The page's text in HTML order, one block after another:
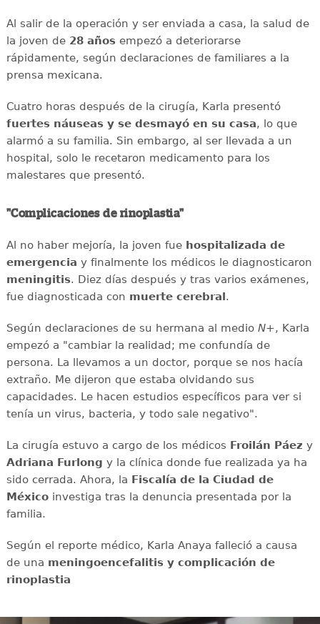
Al salir de la operación y ser enviada a casa, la salud de
la joven de 28 añosempezó a deteriorarse
rápidamente, según declaraciones de familiares a la
prensa mexicana.
Cuatro horas después de la cirugía, Karla presentó
fuertes náuseas y se desmayó en su casa, lo que
alarmó a su familia. Sin embargo, al ser llevada a un
hospital, solo le recetaron medicamento para los
malestares que presentó.
"Complicaciones de rinoplastia"
Al no haber mejoría, la joven fuehospitalizada de
emergencia y finalmente los médicos le diagnosticaron
meningitis. Diez días después y tras varios exámenes,
fue diagnosticada con muerte cerebral.
Según declaraciones de su hermana al medio N+, Karla
empezó a "cambiar la realidad; me confundía de
persona. La llevamos a un doctor, porque se nos hacía
extraño. Me dijeron que estaba olvidando sus
capacidades. Le hacen estudios específicos para ver si
tenía un virus, bacteria, y todo sale negativo".
La cirugía estuvo a cargo de los médicos Froilán Páez y
Adriana Furlong y la clínica donde fue realizada ya ha
sido cerrada. Ahora, la Fiscalía de la Ciudad de
Méxicoinvestiga tras la denuncia presentada por la
familia.
Según el reporte médico, Karla Anaya falleció a causa
de una meningoencefalitis y complicación de
rinoplastia